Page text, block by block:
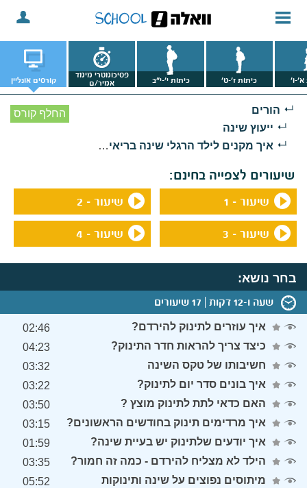
א'-ו' כיתות ז'-ט' כיתות י'-י"ב
פסיכומטרי מימד
אמיר/ם
קורסים אונליין
הורים
ייעוץ שינה
איך מקנים לילד הרגלי שינה בריאים ועצמאיים?
החלף קורס
שיעורים לצפייה בחינם:
שיעור - 1 שיעור - 2
שיעור - 3 שיעור - 4
בחר נושא:
שעה ו-12 דקות
17 שיעורים
איך עוזרים לתינוק להירדם?
02:46
כיצד צריך להראות חדר התינוק?
04:23
חשיבותו של טקס השינה
03:32
איך בונים סדר יום לתינוק?
03:22
האם כדאי לתת לתינוק מוצץ ?
03:50
איך מרדימים תינוק בחודשים הראשונים?
03:15
איך יודעים שלתינוק יש בעיית שינה?
01:59
הילד לא מצליח להירדם - כמה זה חמור?
03:35
מיתוסים נפוצים על שינה ותינוקות
05:52